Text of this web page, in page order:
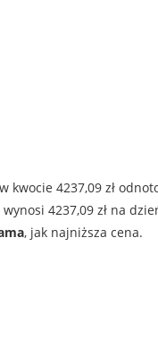
kwocie 4237,09 zł
4237,09 zł na
, jak najniższa cena.